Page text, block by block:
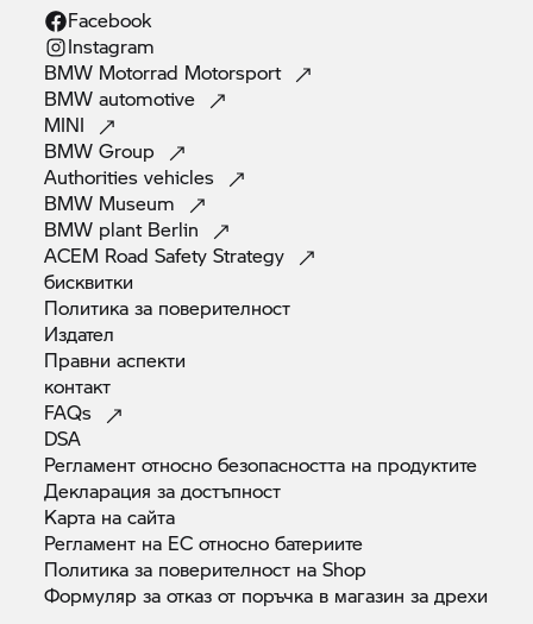
Facebook
Instagram
BMW Motorrad Motorsport
BMWautomotive
MINI
BMWGroup
Authoritiesvehicles
BMW Museum
BMW plant Berlin
ACEM Road SafetyStrategy
бисквитки
Политика за поверителност
Издател
Правниаспекти
контакт
FAQs
DSA
Регламент относно безопасността на продуктите
Декларация задостъпност
Карта насайта
Регламент на ЕС относнобатериите
Политика за поверителност наShop
Формуляр за отказ от поръчка в магазин задрехи